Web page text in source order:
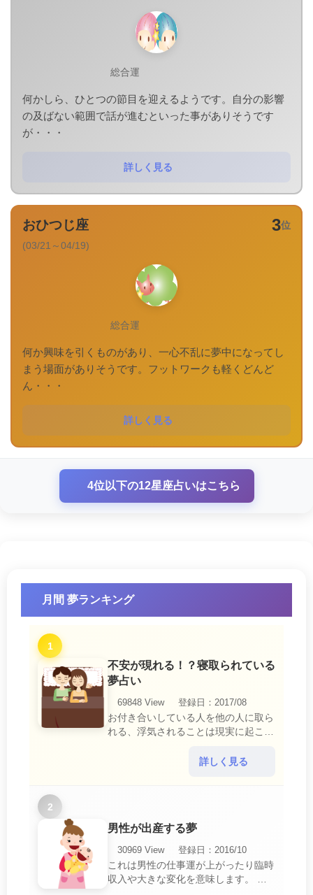
総合運
何かしら、ひとつの節目を迎えるようです。自分の影響
の及ばない範囲で話が進むといった事がありそうです
が・・・
詳しく見る
3位
おひつじ座
(03/21～04/19)
総合運
何か興味を引くものがあり、一心不乱に夢中になってし
まう場面がありそうです。フットワークも軽くどんど
ん・・・
詳しく見る
4位以下の12星座占いはこちら
月間 夢ランキング
1
不安が現れる！？寝取られている
夢占い
69848 View
登録日：2017/08
お付き合いしている人を他の人に取ら
れる、浮気されることは現実に起こる
いにおいて、『寝取られている』夢
詳しく見る
2
男性が出産する夢
30969 View
登録日：2016/10
これは男性の仕事運が上がったり臨時
収入や大きな変化を意味します。 喜